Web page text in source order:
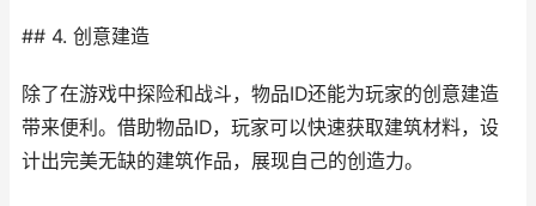
## 4. 创意建造
除了在游戏中探险和战斗，物品ID还能为玩家的创意建造
带来便利。借助物品ID，玩家可以快速获取建筑材料，设
计出完美无缺的建筑作品，展现自己的创造力。